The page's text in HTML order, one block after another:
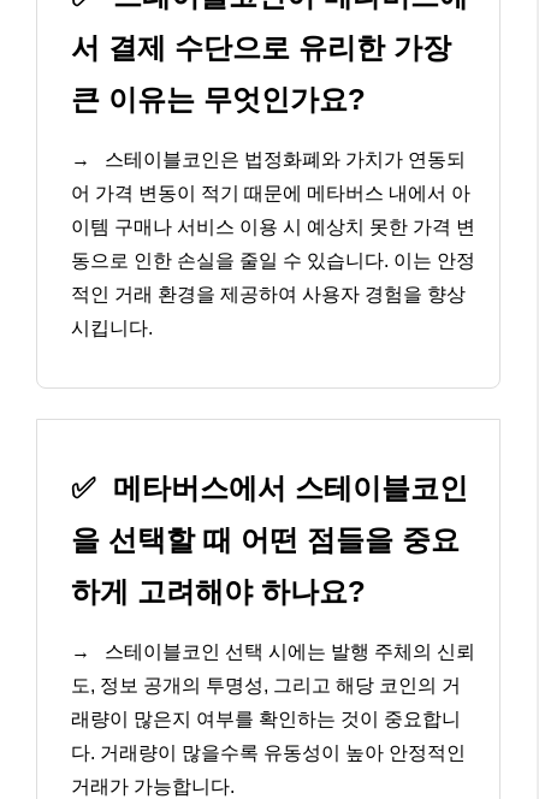
서 결제 수단으로 유리한 가장
큰 이유는 무엇인가요?
→
스테이블코인은 법정화폐와 가치가 연동되
어 가격 변동이 적기 때문에 메타버스 내에서 아
이템 구매나 서비스 이용 시 예상치 못한 가격 변
동으로 인한 손실을 줄일 수 있습니다. 이는 안정
적인 거래 환경을 제공하여 사용자 경험을 향상
시킵니다.
✅ 메타버스에서 스테이블코인
을 선택할 때 어떤 점들을 중요
하게 고려해야 하나요?
→
스테이블코인 선택 시에는 발행 주체의 신뢰
도, 정보 공개의 투명성, 그리고 해당 코인의 거
래량이 많은지 여부를 확인하는 것이 중요합니
다. 거래량이 많을수록 유동성이 높아 안정적인
거래가 가능합니다.